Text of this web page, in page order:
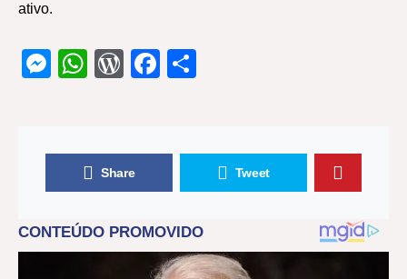
ativo.
Messenger
WhatsApp
WordPress
Facebook
Share Tweet